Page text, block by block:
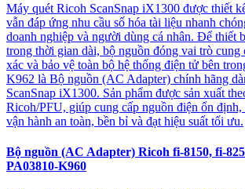
Máy quét Ricoh ScanSnap iX1300 được thiết
vẫn đáp ứng nhu cầu số hóa tài liệu nhanh
doanh nghiệp và người dùng cá nhân. Để thiết
trong thời gian dài, bộ nguồn đóng vai trò cung
xác và bảo vệ toàn bộ hệ thống điện tử bên
K962 là Bộ nguồn (AC Adapter) chính hãng
ScanSnap iX1300. Sản phẩm được sản xuất
Ricoh/PFU, giúp cung cấp nguồn điện ổn định,
vận hành an toàn, bền bỉ và đạt hiệu suất tối ưu.
Bộ nguồn (AC Adapter) Ricoh fi-8150, fi-
PA03810-K960